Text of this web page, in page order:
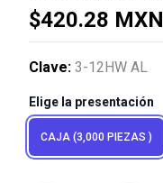
$420.28 MXN
Clave: 3-12HW AL
Elige la presentación
Elija algún tamaño
CAJA (3,000 PIEZAS )